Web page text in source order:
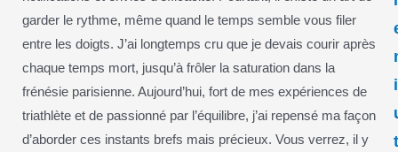
garder le rythme, même quand le temps semble vous filer
entre les doigts. J’ai longtemps cru que je devais courir après
chaque temps mort, jusqu’à frôler la saturation dans la
frénésie parisienne. Aujourd’hui, fort de mes expériences de
triathlète et de passionné par l’équilibre, j’ai repensé ma façon
d’aborder ces instants brefs mais précieux. Vous verrez, il y